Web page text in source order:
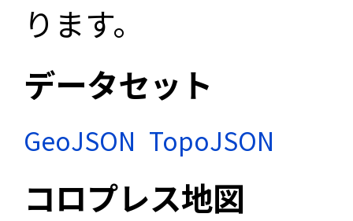
ります。
データセット
GeoJSON TopoJSON
コロプレス地図